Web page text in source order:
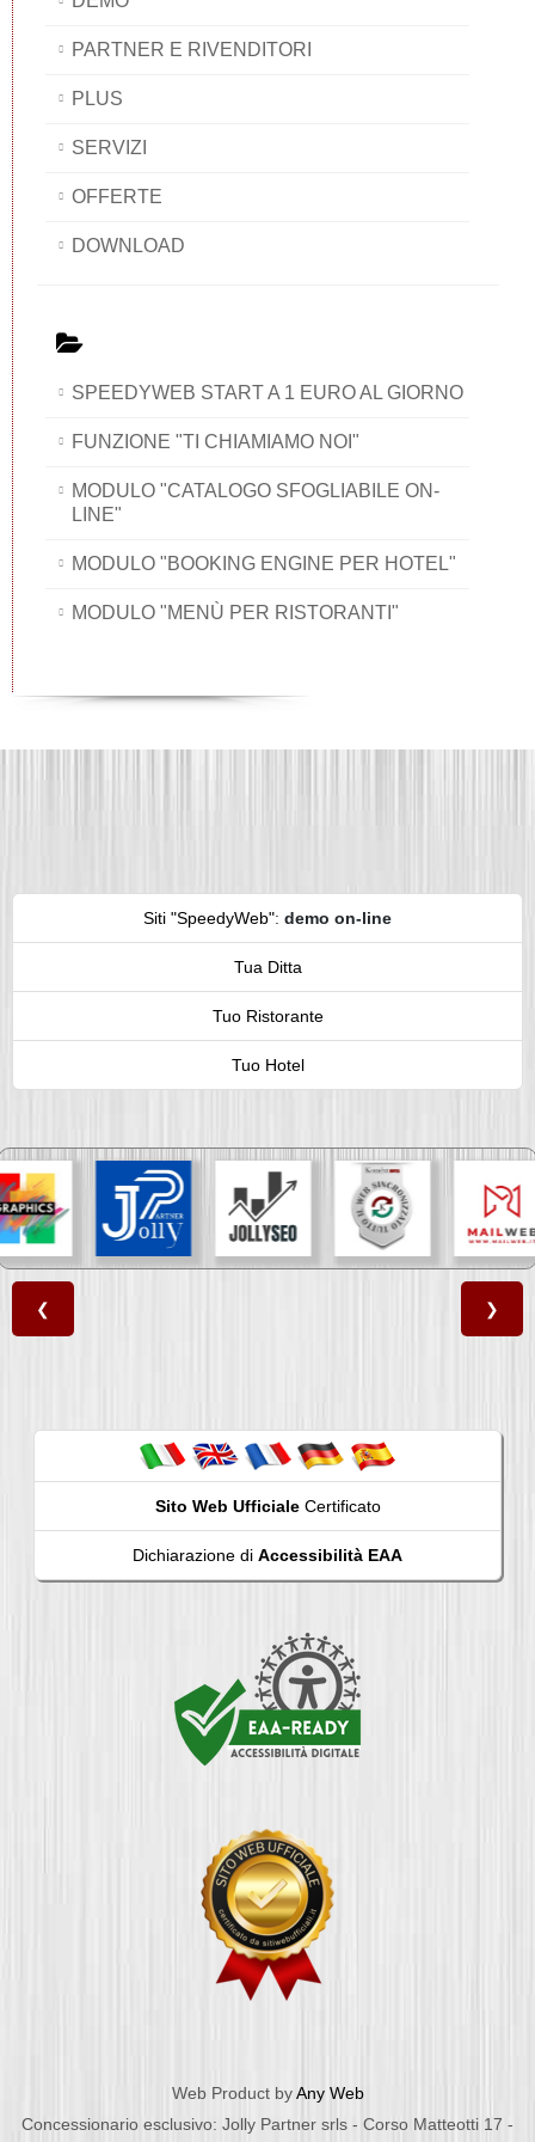
PARTNER E RIVENDITORI
PLUS
SERVIZI
OFFERTE
DOWNLOAD
SPEEDYWEB START A 1 EURO AL GIORNO
FUNZIONE "TI CHIAMIAMO NOI"
MODULO "CATALOGO SFOGLIABILE ON-
LINE"
MODULO "BOOKING ENGINE PER HOTEL"
MODULO "MENÙ PER RISTORANTI"
Siti "SpeedyWeb": demo on-line
Tua Ditta
Tuo Ristorante
Tuo Hotel
❮ ❯
Sito Web UfficialeCertificato
Dichiarazione di Accessibilità EAA
Web Product byAny Web
Concessionario esclusivo: Jolly Partner srls - Corso Matteotti 17 -